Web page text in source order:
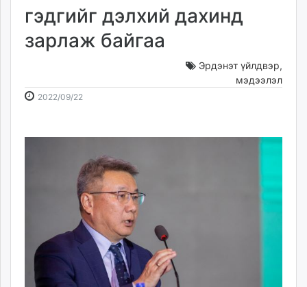
Gogo.mn
caak.mn
news.mn
tovch.mn
ergelt.mn
zarig.mn
today.mn
гэдгийг дэлхий дахинд
зарлаж байгаа
Эрдэнэт үйлдвэр,
мэдээлэл
2022/09/22